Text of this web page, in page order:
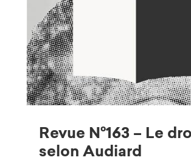
Revue N°163 – Le
selon Audiard